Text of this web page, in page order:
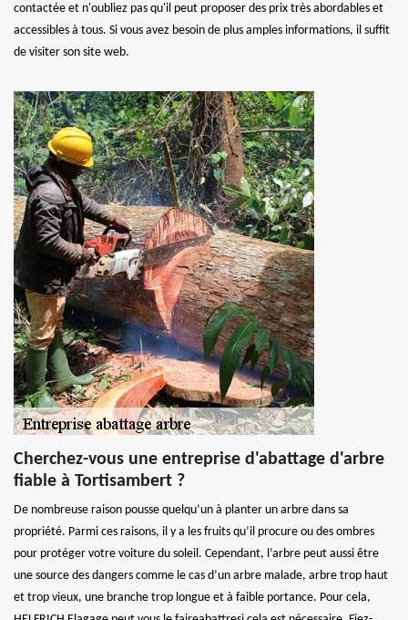
contactée et n'oubliez pas qu'il peut proposer des prix très abordables et
accessibles à tous. Si vous avez besoin de plus amples informations, il suffit
de visiter son site web.
Cherchez-vous une entreprise d'abattage d'arbre
fiable à Tortisambert ?
De nombreuse raison pousse quelqu’un à planter un arbre dans sa
propriété. Parmi ces raisons, il y a les fruits qu’il procure ou des ombres
pour protéger votre voiture du soleil. Cependant, l’arbre peut aussi être
une source des dangers comme le cas d’un arbre malade, arbre trop haut
et trop vieux, une branche trop longue et à faible portance. Pour cela,